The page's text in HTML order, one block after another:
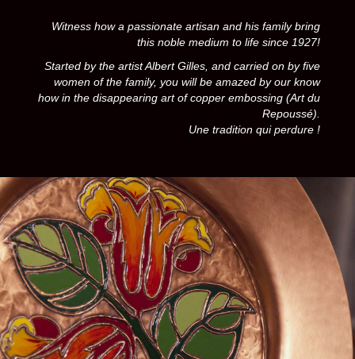
Witness how a passionate artisan and his family bring
this noble medium to life since 1927!
Started by the artist Albert Gilles, and carried on by five
women of the family, you will be amazed by our know
how in the disappearing art of copper embossing (Art du
Repoussé).
Une tradition qui perdure !